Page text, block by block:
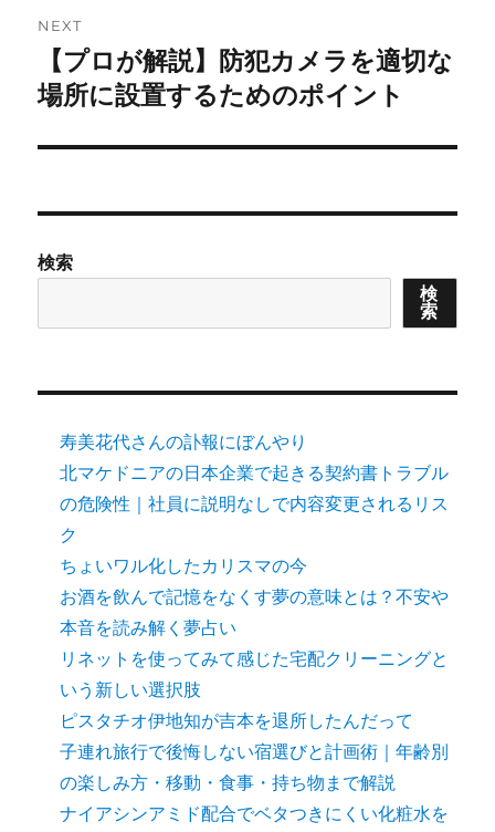
NEXT
Next
post:
【プロが解説】防犯カメラを適切な
場所に設置するためのポイント
検索
検
索
寿美花代さんの訃報にぼんやり
北マケドニアの日本企業で起きる契約書トラブル
の危険性｜社員に説明なしで内容変更されるリス
ク
ちょいワル化したカリスマの今
お酒を飲んで記憶をなくす夢の意味とは？不安や
本音を読み解く夢占い
リネットを使ってみて感じた宅配クリーニングと
いう新しい選択肢
ピスタチオ伊地知が吉本を退所したんだって
子連れ旅行で後悔しない宿選びと計画術｜年齢別
の楽しみ方・移動・食事・持ち物まで解説
ナイアシンアミド配合でベタつきにくい化粧水を